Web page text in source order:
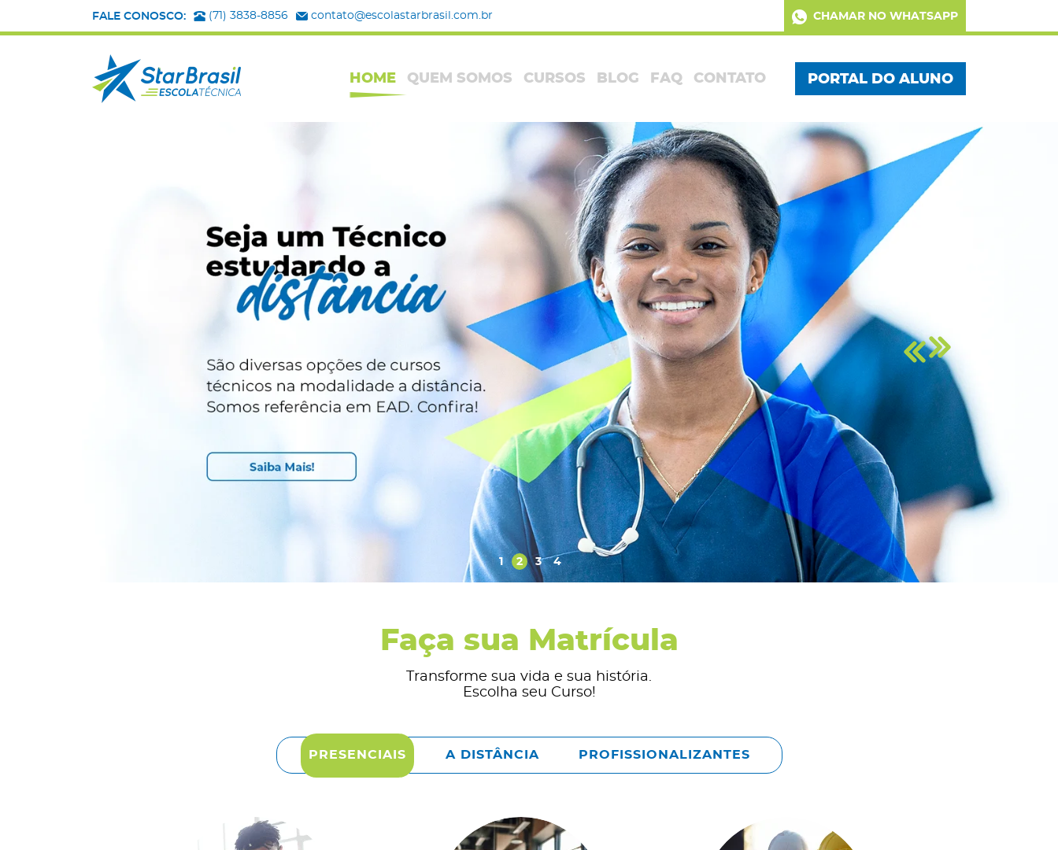
FALE CONOSCO: (71) 3838-8856 contato@escolastarbrasil.com.br CHAMAR NO WHATSAPP
HOME QUEM SOMOS CURSOS BLOG FAQ CONTATO PORTAL DO ALUNO
1 2 3 4
AnteriorPróximo
Faça sua Matrícula
Transforme sua vida e sua história.
Escolha seu Curso!
PRESENCIAIS A DISTÂNCIA PROFISSIONALIZANTES